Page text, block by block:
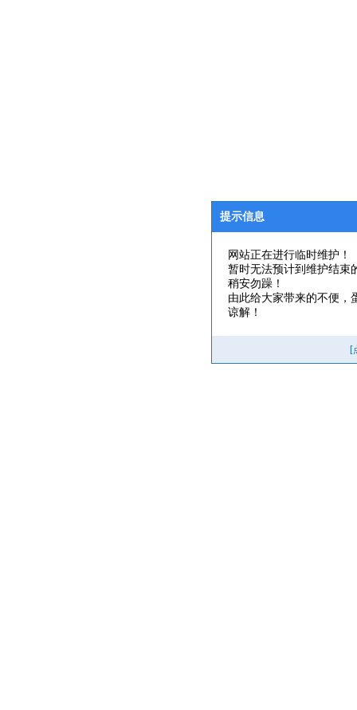
提示信息
网站正在进行临时维护！
暂时无法预计到维护结束
稍安勿躁！
由此给大家带来的不便，
谅解！
[